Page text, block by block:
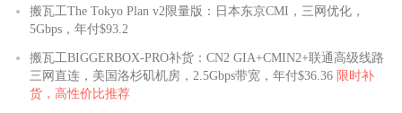
搬瓦工The Tokyo Plan v2限量版：日本东京CMI，三网优化，
5Gbps，年付$93.2
搬瓦工BIGGERBOX-PRO补货：CN2 GIA+CMIN2+联通高级线路
三网直连，美国洛杉矶机房，2.5Gbps带宽，年付$36.36 限时补
货，高性价比推荐